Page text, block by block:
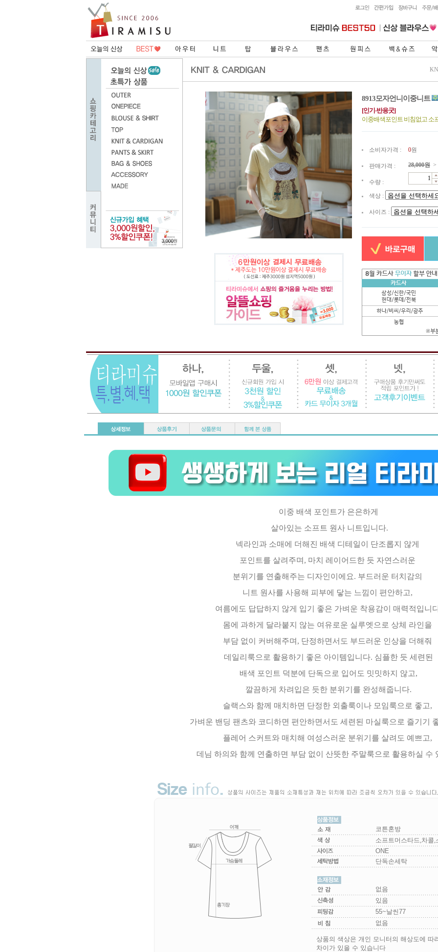
8913모자언니이중니트
[인기-반응굿]
이중배색포인트 비침없고 소
소비자가격 : 0원
판매가격 : 28,000원 >
수량 :
색상 :
사이즈 :
이중 배색 포인트가 은은하게
살아있는 소프트 원사 니트입니다.
넥라인과 소매에 더해진 배색 디테일이 단조롭지 않게
포인트를 살려주며, 마치 레이어드한 듯 자연스러운
분위기를 연출해주는 디자인이에요. 부드러운 터치감의
니트 원사를 사용해 피부에 닿는 느낌이 편안하고,
여름에도 답답하지 않게 입기 좋은 가벼운 착용감이 매력적입니
몸에 과하게 달라붙지 않는 여유로운 실루엣으로 상체 라인을
부담 없이 커버해주며, 단정하면서도 부드러운 인상을 더해줘
데일리룩으로 활용하기 좋은 아이템입니다. 심플한 듯 세련된
배색 포인트 덕분에 단독으로 입어도 밋밋하지 않고,
깔끔하게 차려입은 듯한 분위기를 완성해줍니다.
슬랙스와 함께 매치하면 단정한 외출룩이나 모임룩으로 좋고,
가벼운 밴딩 팬츠와 코디하면 편안하면서도 세련된 마실룩으로 즐기기
플레어 스커트와 매치해 여성스러운 분위기를 살려도 예쁘고,
데님 하의와 함께 연출하면 부담 없이 산뜻한 주말룩으로 활용하실 수
코튼혼방
소프트머스타드,차콜,
ONE
단독손세탁
없음
있음
55~날씬77
없음
상품의 색상은 개인 모니터의 해상도에 따
차이가 있을 수 있습니다